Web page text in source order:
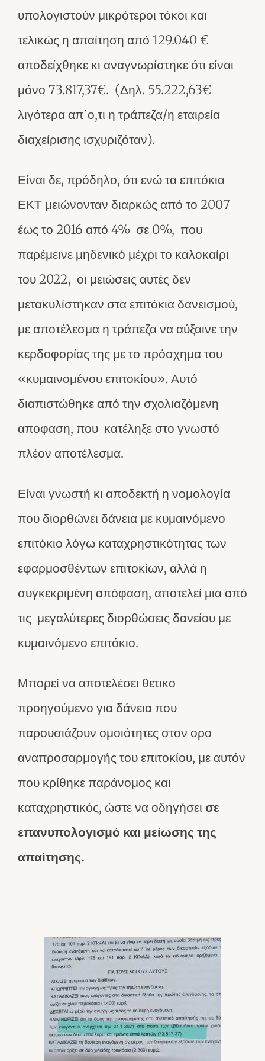
υπολογιστούν μικρότεροι τόκοι και
τελικώς η απαίτηση από 129.040 €
αποδείχθηκε κι αναγνωρίστηκε ότι είναι
μόνο 73.817,37€. (Δηλ. 55.222,63€
λιγότερα απ΄ο,τι η τράπεζα/η εταιρεία
διαχείρισης ισχυριζόταν).
Είναι δε, πρόδηλο, ότι ενώ τα επιτόκια
ΕΚΤ μειώνονταν διαρκώς από το 2007
έως το 2016 από 4% σε 0%, που
παρέμεινε μηδενικό μέχρι το καλοκαίρι
του 2022, οι μειώσεις αυτές δεν
μετακυλίστηκαν στα επιτόκια δανεισμού,
με αποτέλεσμα η τράπεζα να αύξαινε την
κερδοφορίας της με το πρόσχημα του
«κυμαινομένου επιτοκίου». Αυτό
διαπιστώθηκε από την σχολιαζόμενη
αποφαση, που κατέληξε στο γνωστό
πλέον αποτέλεσμα.
Είναι γνωστή κι αποδεκτή η νομολογία
που διορθώνει δάνεια με κυμαινόμενο
επιτόκιο λόγω καταχρηστικότητας των
εφαρμοσθέντων επιτοκίων, αλλά η
συγκεκριμένη απόφαση, αποτελεί μια από
τις μεγαλύτερες διορθώσεις δανείου με
κυμαινόμενο επιτόκιο.
Μπορεί να αποτελέσει θετικο
προηγούμενο για δάνεια που
παρουσιάζουν ομοιότητες στον ορο
αναπροσαρμογής του επιτοκίου, με αυτόν
που κρίθηκε παράνομος και
καταχρηστικός, ώστε να οδηγήσει σε
επανυπολογισμό και μείωσης της
απαίτησης.